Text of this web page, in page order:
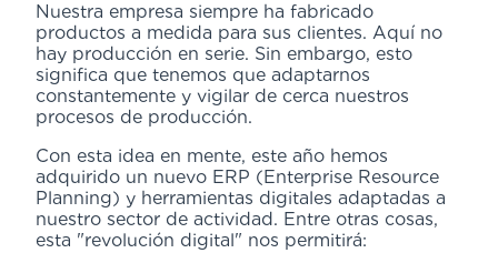
Nuestra empresa siempre ha fabricado
productos a medida para sus clientes. Aquí no
hay producción en serie. Sin embargo, esto
significa que tenemos que adaptarnos
constantemente y vigilar de cerca nuestros
procesos de producción.
Con esta idea en mente, este año hemos
adquirido un nuevo ERP (Enterprise Resource
Planning) y herramientas digitales adaptadas a
nuestro sector de actividad. Entre otras cosas,
esta "revolución digital" nos permitirá: